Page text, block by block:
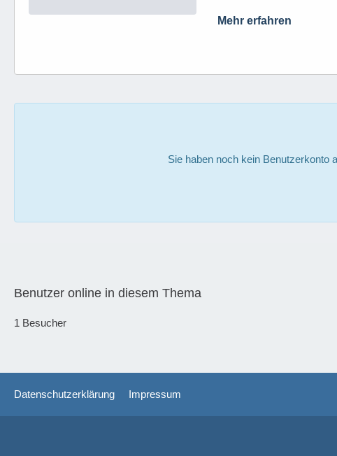
Mehr erfahren
Sie haben noch kein Benutzerkonto
Benutzer online in diesem Thema
1 Besucher
Datenschutzerklärung Impressum